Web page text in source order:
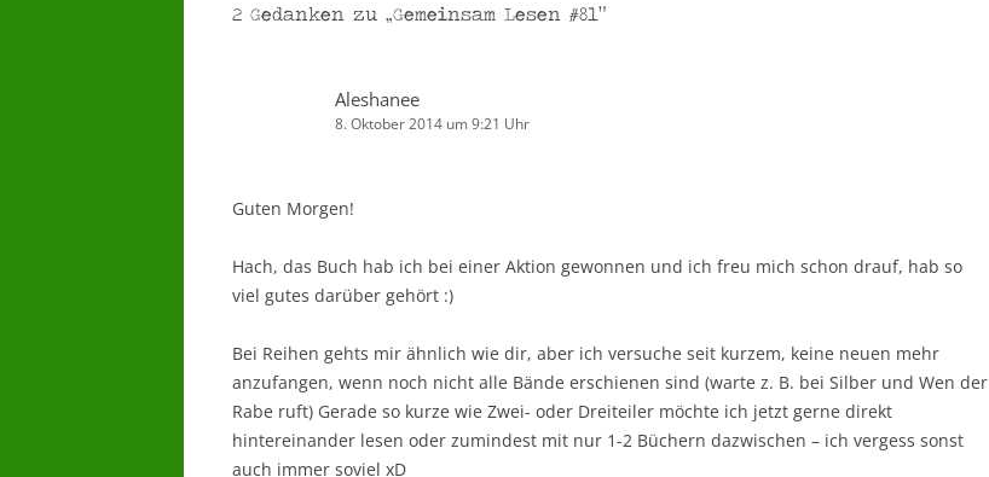
2 Gedanken zu „Gemeinsam Lesen #81“
Aleshanee
8. Oktober 2014 um 9:21 Uhr
Guten Morgen!
Hach, das Buch hab ich bei einer Aktion gewonnen und ich freu mich schon drauf, hab so
viel gutes darüber gehört :)
Bei Reihen gehts mir ähnlich wie dir, aber ich versuche seit kurzem, keine neuen mehr
anzufangen, wenn noch nicht alle Bände erschienen sind (warte z. B. bei Silber und Wen der
Rabe ruft) Gerade so kurze wie Zwei- oder Dreiteiler möchte ich jetzt gerne direkt
hintereinander lesen oder zumindest mit nur 1-2 Büchern dazwischen – ich vergess sonst
auch immer soviel xD